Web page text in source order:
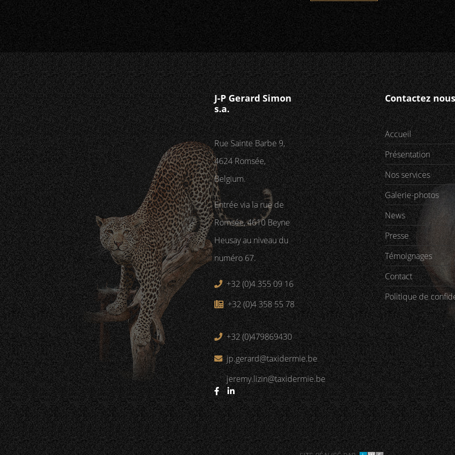
J-P Gerard Simon
s.a.
Rue Sainte Barbe 9,
4624 Romsée,
Belgium.
Entrée via la rue de
Romsée, 4610 Beyne
Heusay au niveau du
numéro 67.
+32 (0)4 355 09 16
+32 (0)4 358 55 78
+32 (0)479869430
jp.gerard@taxidermie.be
jeremy.lizin@taxidermie.be
Contactez nous
Accueil
Présentation
Nos services
Galerie-photos
News
Presse
Témoignages
Contact
Politique de